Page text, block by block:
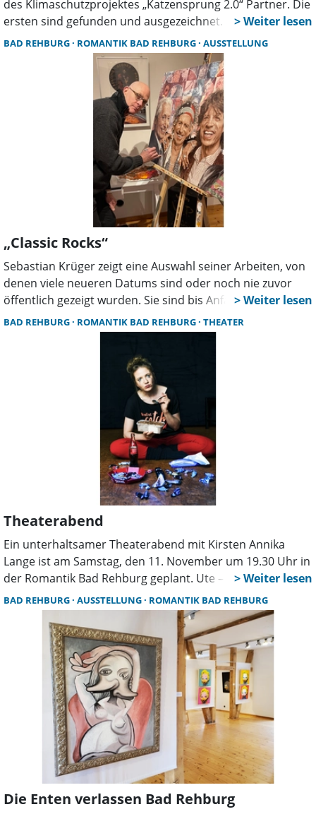
des Klimaschutzprojektes „Katzensprung 2.0“ Partner. Die
ersten sind gefunden und ausgezeichnet. Die Ökologische
Schutzstation (ÖSSM) und das Parkhotel in Bad Rehburg.
BAD REHBURG ROMANTIK BAD REHBURG AUSSTELLUNG
„Classic Rocks“
Sebastian Krüger zeigt eine Auswahl seiner Arbeiten, von
denen viele neueren Datums sind oder noch nie zuvor
öffentlich gezeigt wurden. Sie sind bis Anfang April im
Neuen Badehaus der Romantik Bad Rehburg zu sehen.
BAD REHBURG ROMANTIK BAD REHBURG THEATER
Theaterabend
Ein unterhaltsamer Theaterabend mit Kirsten Annika
Lange ist am Samstag, den 11. November um 19.30 Uhr in
der Romantik Bad Rehburg geplant. Ute – Singlefrau
Anfang 40, wohnhaft in einer Berliner WG. Ute gibt nie auf,
sie ist eine Kämpferin. Nach dem Ende ihrer letzten
Beziehung ist sie zu dem Schluss gekommen
beziehungsunfähig zu sein, die große Liebe als Märchen
abzutun und ihre neu gewonnene Freiheit voll und ganz
zu genießen. Soweit der Plan. Denn das ist alles leichter
gesagt, als getan.
BAD REHBURG AUSSTELLUNG ROMANTIK BAD REHBURG
Die Enten verlassen Bad Rehburg